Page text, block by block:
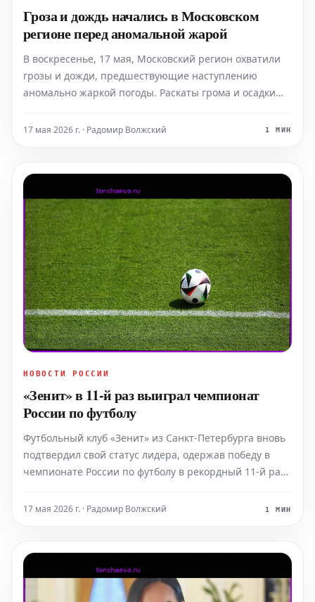
Гроза и дождь начались в Московском
регионе перед аномальной жарой
В воскресенье, 17 мая, Московский регион охватили
грозы и дожди, предшествующие наступлению
аномально жаркой погоды. Раскаты грома и осадки
пунктах, как Жуковский, Раменское, Балашиха,
17 мая 2026 г. · Радомир Волжский 1 МИН
НОВОСТИ РОССИИ
«Зенит» в 11-й раз выиграл чемпионат
России по футболу
Футбольный клуб «Зенит» из Санкт-Петербурга вновь
подтвердил свой статус лидера, одержав победу в
чемпионате России по футболу в рекордный 11-й раз.
воскресенье, 17 мая, после успешного завершения
17 мая 2026 г. · Радомир Волжский 1 МИН